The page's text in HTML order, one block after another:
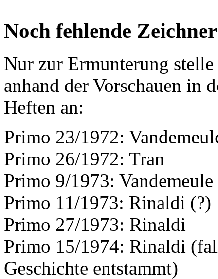
Noch fehlende
Nur zur Ermunterung
anhand der Vorschauen in
Heften an:
Primo 23/1972:
Primo 26/1972: Tran
Primo 9/1973: Vandemeule
Primo 11/1973: Rinaldi (?)
Primo 27/1973: Rinaldi
Primo 15/1974: Rinaldi
Geschichte entstammt)